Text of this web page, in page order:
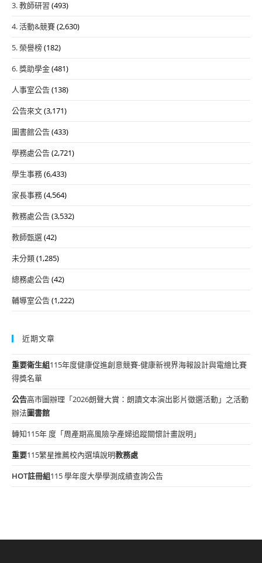
3. 教師研習 (493)
4. 活動&競賽(2,630)
5. 榮譽榜(182)
6. 獎助學金(481)
人事室公告(138)
公告來文(3,171)
圖書館公告(433)
學務處公告(2,721)
學生事務(6,433)
家長事務(4,564)
教務處公告(3,532)
教師甄選(42)
未分類(1,285)
總務處公告(42)
輔導室公告(1,222)
近期文章
重要衛生組115年度健康促進創意競賽-健康新視界海報設計與電繪比賽
得獎名單
公告高市圖辦理「2026朗聲大賞：朗讀文本演出影片徵選活動」之活動
辦法圖書館
轉知115年 度「周產期高風險孕產婦追蹤關懷計畫說明」
重要115繁星推薦校內選填說明教務處
HOT註冊組115 學年度大學學測成績查詢公告